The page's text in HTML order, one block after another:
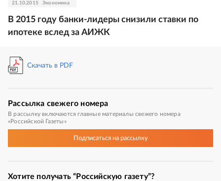
21.10.2015 Экономика
В 2015 году банки-лидеры снизили ставки по
ипотеке вслед за АИЖК
Скачать в PDF
Рассылка свежего номера
В рассылку включаются главные материалы свежего номера
«Российской Газеты»
Подписатьсяна рассылку
Хотите получать “Российскую газету”?